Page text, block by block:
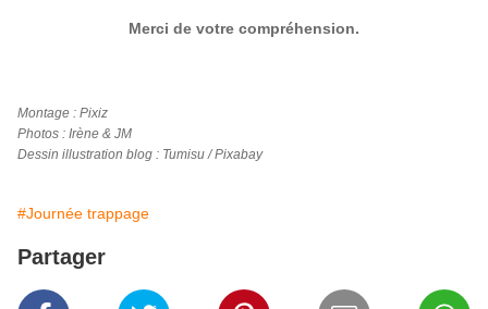
Merci de votre compréhension.
Montage : Pixiz
Photos : Irène & JM
Dessin illustration blog : Tumisu / Pixabay
#Journée trappage
Partager